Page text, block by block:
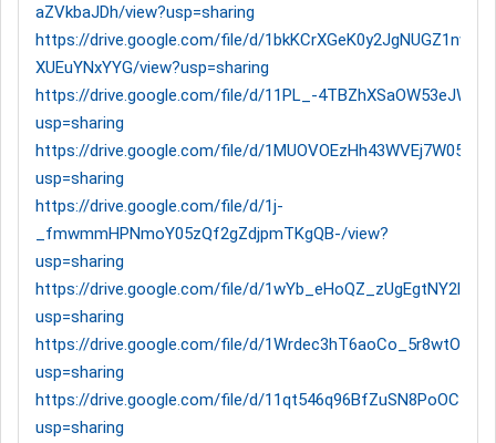
aZVkbaJDh/view?usp=sharing
https://drive.google.com/file/d/1bkKCrXGeK0y2JgNUGZ1nw-
XUEuYNxYYG/view?usp=sharing
https://drive.google.com/file/d/11PL_-
usp=sharing
https://drive.google.com/file/d/
usp=sharing
https://drive.google.com/file/d/1j-
_fmwmmHPNmoY05zQf2gZdjpmTKgQB-/view?
usp=sharing
https://drive.google.com/file/d/
usp=sharing
https://drive.google.com/file/d/
usp=sharing
https://drive.google.com/file/d/
usp=sharing